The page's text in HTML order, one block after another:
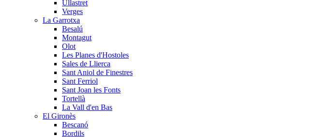
Ullastret
Verges
La Garrotxa
Besalú
Montagut
Olot
Les Planes d'Hostoles
Sales de Llierca
Sant Aniol de Finestres
Sant Ferriol
Sant Joan les Fonts
Tortellà
La Vall d'en Bas
El Gironès
Bescanó
Bordils